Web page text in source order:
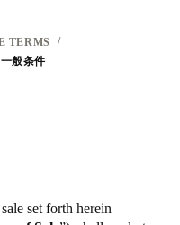
TERMS
一般条件
set forth herein